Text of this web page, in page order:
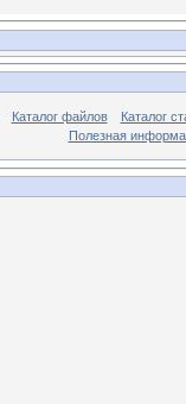
Каталог файлов
Каталог
Полезная